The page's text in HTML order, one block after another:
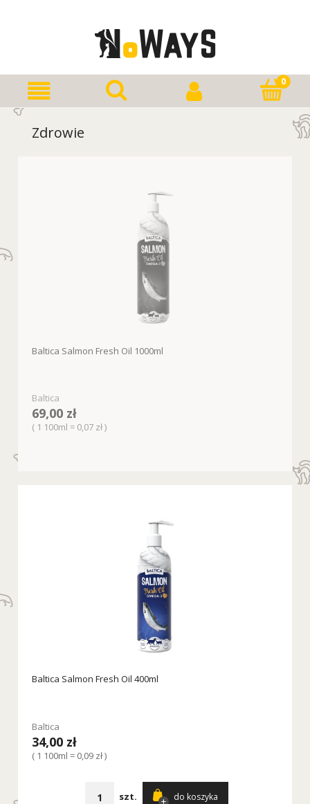
Zdrowie
Baltica Salmon Fresh Oil 1000ml
Baltica
69,00 zł
( 1 100ml = 0,07 zł )
Baltica Salmon Fresh Oil 400ml
Baltica
34,00 zł
( 1 100ml = 0,09 zł )
szt. do koszyka